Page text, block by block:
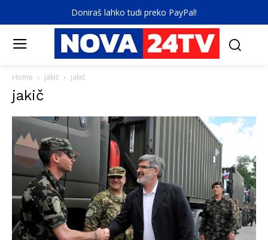
Doniraš lahko tudi preko PayPal!
Home jakič jakič
jakič